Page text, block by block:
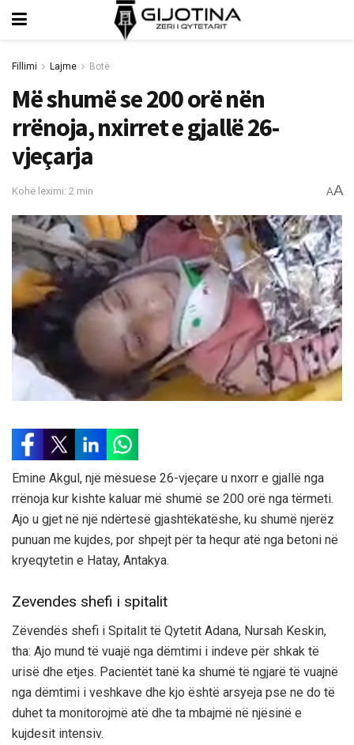
Fillimi Lajme Botë
Më shumë se 200 orë nën
rrënoja, nxirret e gjallë 26-
vjeçarja
Kohë leximi: 2 min AA
Emine Akgul, një mësuese 26-vjeçare u nxorr e gjallë nga
rrënoja kur kishte kaluar më shumë se 200 orë nga tërmeti.
Ajo u gjet në një ndërtesë gjashtëkatëshe, ku shumë njerëz
punuan me kujdes, por shpejt për ta hequr atë nga betoni në
kryeqytetin e Hatay, Antakya.
Zevendes shefi i spitalit
Zëvendës shefi i Spitalit të Qytetit Adana, Nursah Keskin,
tha: Ajo mund të vuajë nga dëmtimi i indeve për shkak të
urisë dhe etjes. Pacientët tanë ka shumë të ngjarë të vuajnë
nga dëmtimi i veshkave dhe kjo është arsyeja pse ne do të
duhet ta monitorojmë atë dhe ta mbajmë në njësinë e
kujdesit intensiv.